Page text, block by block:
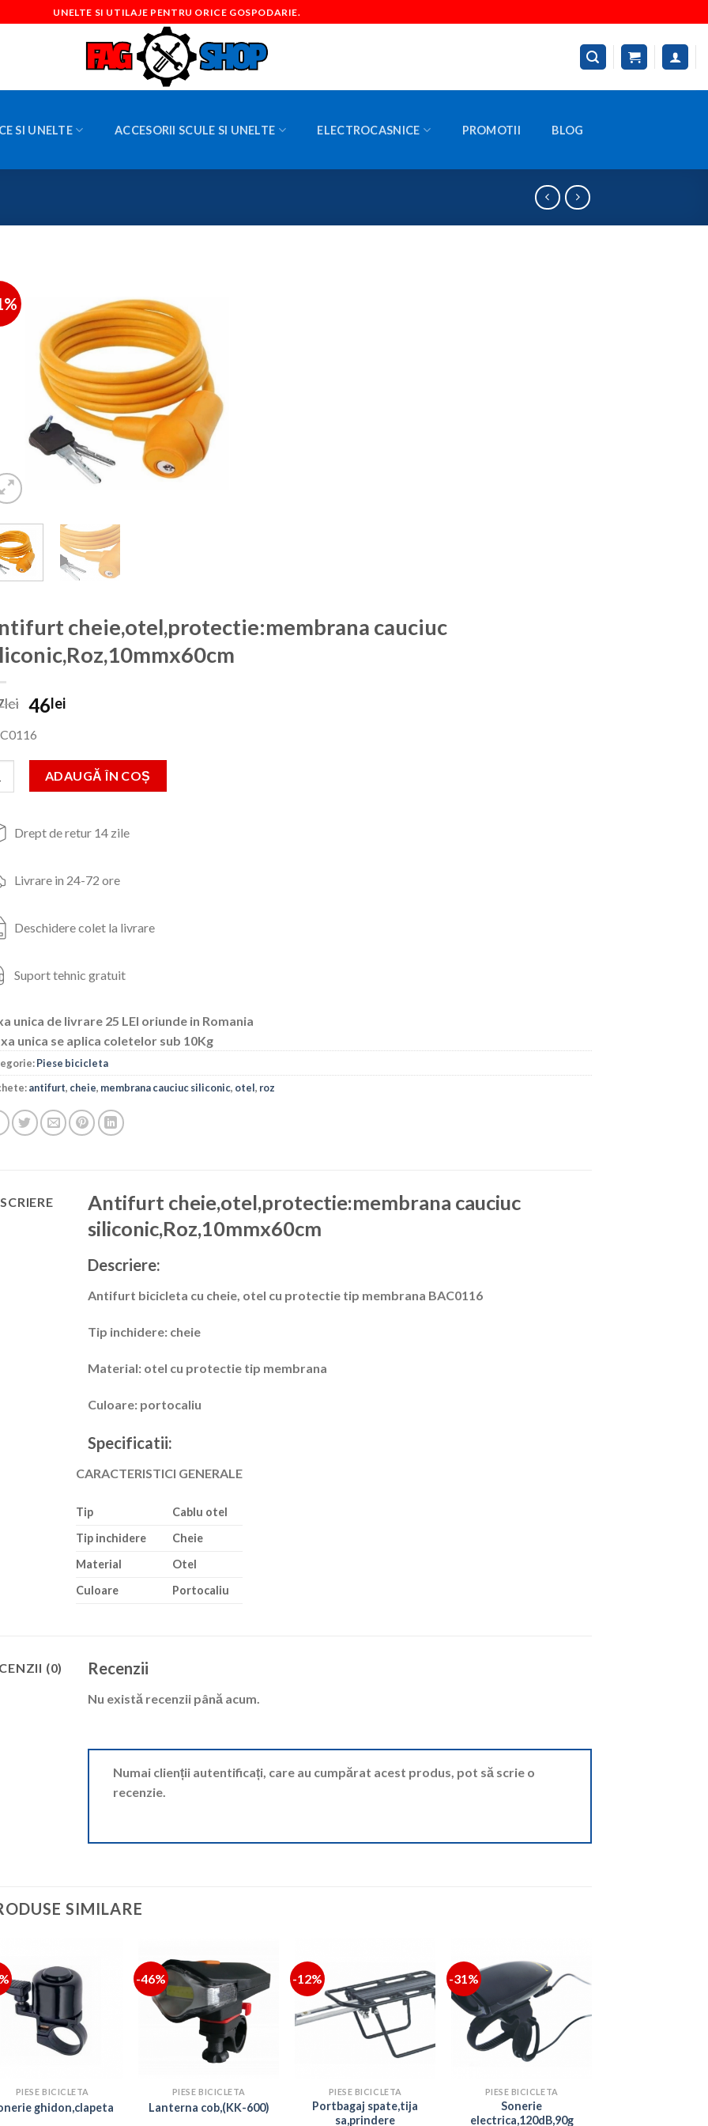
UNELTE SI UTILAJE PENTRU ORICE GOSPODARIE.
SI UNELTE ACCESORII SCULE SI UNELTE ELECTROCASNICE PROMOTII BLOG
cheie,otel,protectie:membrana cauciuc
lei Prețul
a
fost:
67lei.
46leiPrețul
46lei.
Antifurt cheie,otel,protectie:membrana cauciuc siliconic,Roz,10mmx60cm
ADAUGĂ ÎN COȘ
Drept de retur 14 zile
Livrare in 24-72 ore
Deschidere colet la livrare
Suport tehnic gratuit
unica de livrare 25 LEI oriunde in Romania
unica se aplica coletelor sub 10Kg
Piese bicicleta
antifurt, cheie, membrana cauciuc siliconic, otel, roz
Antifurt cheie,otel,protectie:membrana cauciuc
siliconic,Roz,10mmx60cm
Descriere:
Antifurt bicicleta cu cheie, otel cu protectie tip membrana BAC0116
Tip inchidere: cheie
Material: otel cu protectie tip membrana
Culoare: portocaliu
Specificatii:
CARACTERISTICI GENERALE
Tip
Cablu otel
Tip inchidere
Cheie
Material
Otel
Culoare
Portocaliu
(0) Recenzii
Nu există recenzii până acum.
Numai clienții autentificați, care au cumpărat acest produs, pot să scrie o
recenzie.
SIMILARE
PIESE BICICLETA
ghidon,clapeta
-46%
PIESE BICICLETA
Lanterna cob,(KK-600)
-12%
PIESE BICICLETA
Portbagaj spate,tija
sa,prindere
-31%
PIESE BICICLETA
Sonerie
electrica,120dB,90g